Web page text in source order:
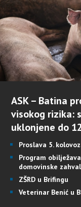
ASK – Batina
visokog rizika:
uklonjene do
Proslava 5.
Program
domovinske
ZŠRD u Brifingu
Veterinar Benić u